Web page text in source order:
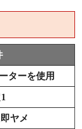
ターを使用
ヤメ